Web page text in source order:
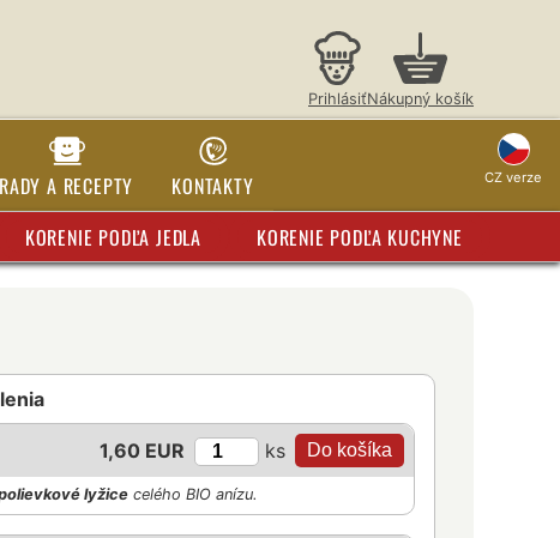
PrihlásiťNákupný košík
RADY A RECEPTY KONTAKTY CZ verze
KORENIE PODĽA JEDLA KORENIE PODĽA KUCHYNE
1,60 EUR ks
lyžicecelého BIO anízu.